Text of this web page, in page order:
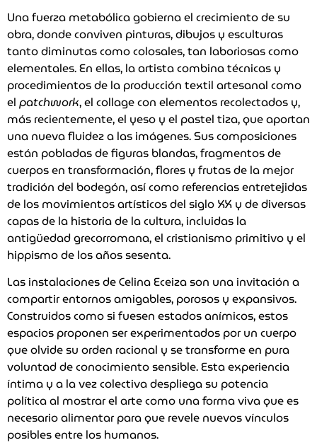
Una fuerza metabólica gobierna el crecimiento de su
obra, donde conviven pinturas, dibujos y esculturas
tanto diminutas como colosales, tan laboriosas como
elementales. En ellas, la artista combina técnicas y
procedimientos de la producción textil artesanal como
el patchwork, el collage con elementos recolectados y,
más recientemente, el yeso y el pastel tiza, que aportan
una nueva fluidez a las imágenes. Sus composiciones
están pobladas de figuras blandas, fragmentos de
cuerpos en transformación, flores y frutas de la mejor
tradición del bodegón, así como referencias entretejidas
de los movimientos artísticos del siglo XX y de diversas
capas de la historia de la cultura, incluidas la
antigüedad grecorromana, el cristianismo primitivo y el
hippismo de los años sesenta.
Las instalaciones de Celina Eceiza son una invitación a
compartir entornos amigables, porosos y expansivos.
Construidos como si fuesen estados anímicos, estos
espacios proponen ser experimentados por un cuerpo
que olvide su orden racional y se transforme en pura
voluntad de conocimiento sensible. Esta experiencia
íntima y a la vez colectiva despliega su potencia
política al mostrar el arte como una forma viva que es
necesario alimentar para que revele nuevos vínculos
posibles entre los humanos.